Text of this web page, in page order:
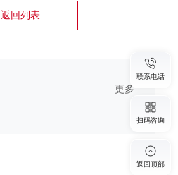
返回列表
更多
联系电话
扫码咨询
返回顶部